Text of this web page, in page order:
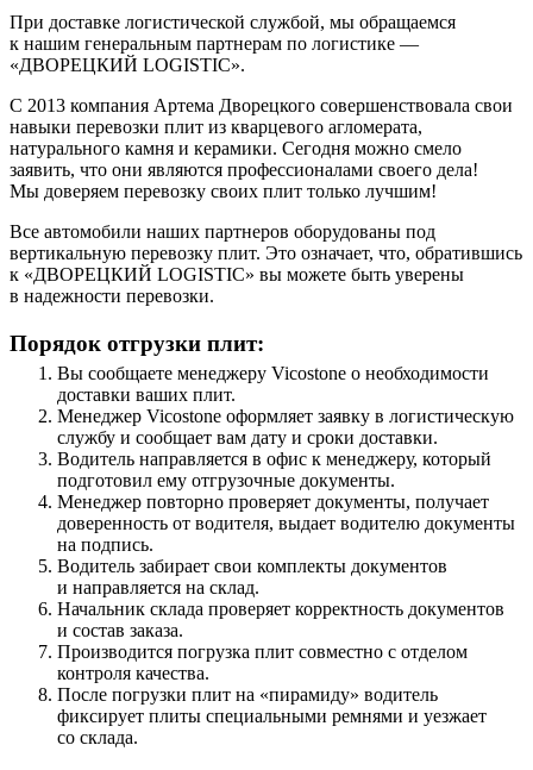
При доставке логистической службой, мы обращаемся
к нашим генеральным партнерам по логистике —
«ДВОРЕЦКИЙ LOGISTIC».
С 2013 компания Артема Дворецкого совершенствовала свои
навыки перевозки плит из кварцевого агломерата,
натурального камня и керамики. Сегодня можно смело
заявить, что они являются профессионалами своего дела!
Мы доверяем перевозку своих плит только лучшим!
Все автомобили наших партнеров оборудованы под
вертикальную перевозку плит. Это означает, что, обратившись
к «ДВОРЕЦКИЙ LOGISTIC» вы можете быть уверены
в надежности перевозки.
Порядок отгрузки плит:
Вы сообщаете менеджеру Vicostone о необходимости
доставки ваших плит.
Менеджер Vicostone оформляет заявку в логистическую
службу и сообщает вам дату и сроки доставки.
Водитель направляется в офис к менеджеру, который
подготовил ему отгрузочные документы.
Менеджер повторно проверяет документы, получает
доверенность от водителя, выдает водителю документы
на подпись.
Водитель забирает свои комплекты документов
и направляется на склад.
Начальник склада проверяет корректность документов
и состав заказа.
Производится погрузка плит совместно с отделом
контроля качества.
После погрузки плит на «пирамиду» водитель
фиксирует плиты специальными ремнями и уезжает
со склада.